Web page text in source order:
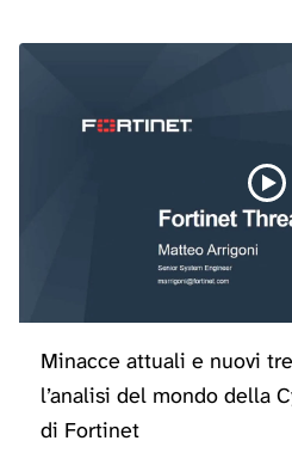
Minacce attuali e nuovi
l’analisi del mondo della
di Fortinet